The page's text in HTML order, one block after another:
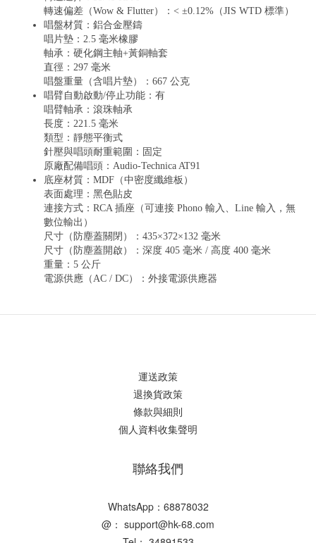
轉速偏差（Wow & Flutter）：< ±0.12%（JIS WTD 標準）
唱盤材質：鋁合金壓鑄
唱片墊：2.5 毫米橡膠
軸承：硬化鋼主軸+黃銅軸套
直徑：297 毫米
唱盤重量（含唱片墊）：667 公克
唱臂自動啟動/停止功能：有
唱臂軸承：滾珠軸承
長度：221.5 毫米
類型：靜態平衡式
針壓與唱頭耐重範圍：固定
原廠配備唱頭：Audio-Technica AT91
底座材質：MDF（中密度纖維板）
表面處理：黑色貼皮
連接方式：RCA 插座（可連接 Phono 輸入、Line 輸入，無
數位輸出）
尺寸（防塵蓋關閉）：435×372×132 毫米
尺寸（防塵蓋開啟）：深度 405 毫米 / 高度 400 毫米
重量：5 公斤
電源供應（AC / DC）：外接電源供應器
運送政策
退換貨政策
條款與細則
個人資料收集聲明
聯絡我們
WhatsApp：68878032
@： support@hk-68.com